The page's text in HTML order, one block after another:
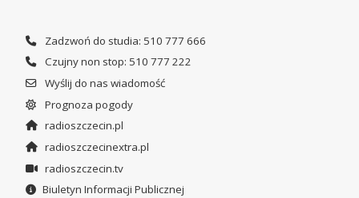
Zadzwoń do studia: 510 777 666
Czujny non stop: 510 777 222
Wyślij do nas wiadomość
Prognoza pogody
radioszczecin.pl
radioszczecinextra.pl
radioszczecin.tv
Biuletyn Informacji Publicznej